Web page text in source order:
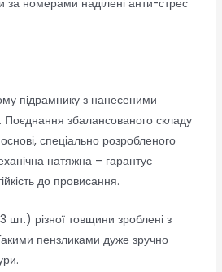
за номерами наділені анти-стрес
підрамнику з нанесеними
збалансованого складу
спеціально розробленого
натяжна – гарантує
до провисання.
шт.) різної товщини зроблені з
пензликами дуже зручно